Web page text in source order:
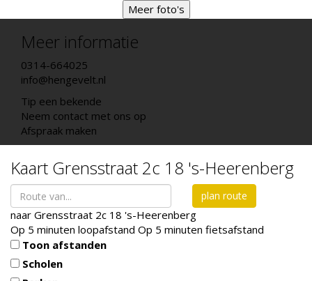
Meer foto's
Meer informatie
0314-664025
info@hengevelt.nl
Tip een bekende
Neem contact met ons op
Afspraak maken
Kaart Grensstraat 2c 18 's-Heerenberg
plan route
naar Grensstraat 2c 18 's-Heerenberg
Op 5 minuten loopafstand Op 5 minuten fietsafstand
Toon afstanden
Scholen